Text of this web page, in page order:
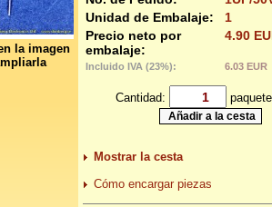
la imagen
Unidad de Embalaje:
1
Precio neto por
embalaje:
4.90
Incluido IVA (23%): 6.03 EUR
Cantidad:
Mostrar la cesta
Cómo encargar piezas